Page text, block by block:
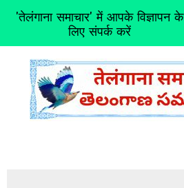
'तेलंगाना समाचार' में आपके विज्ञापन के
लिए संपर्क करें